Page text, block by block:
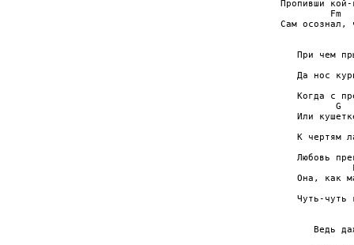
Пропивши кой-
Fm
Сам осознал,
При чем
Да нос
Когда с
G
Или
К чертям
Любовь
Она, как
Чуть-чуть
Ведь